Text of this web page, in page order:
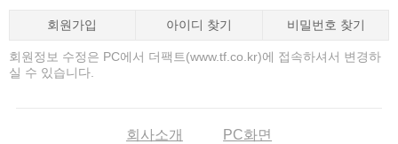
회원가입 아이디 찾기 비밀번호 찾기
회원정보 수정은 PC에서 더팩트(www.tf.co.kr)에 접속하셔서 변경하
실 수 있습니다.
회사소개 PC화면